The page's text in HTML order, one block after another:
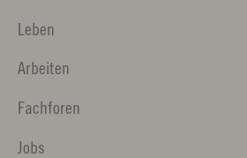
Leben
Arbeiten
Fachforen
Jobs